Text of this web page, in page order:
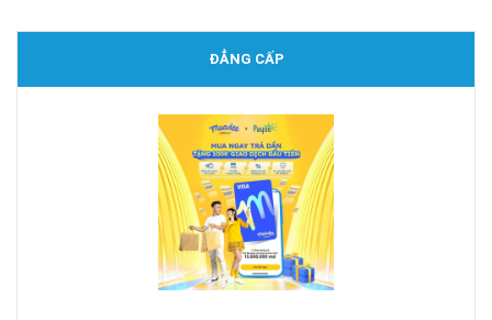
ĐẲNG CẤP